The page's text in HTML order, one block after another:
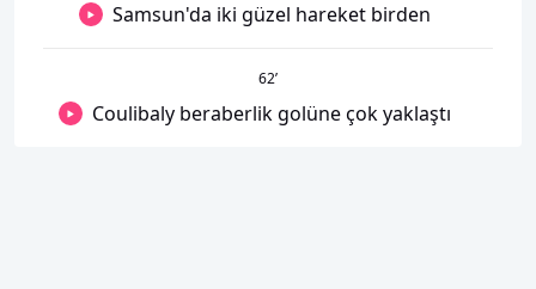
Samsun'da iki güzel hareket birden
62’
Coulibaly beraberlik golüne çok yaklaştı